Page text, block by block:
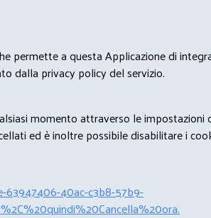
permette a questa Applicazione di
dalla privacy policy del servizio.
momento attraverso le impostazioni
ed è inoltre possibile disabilitare i
40ac-c3b8-57b9-